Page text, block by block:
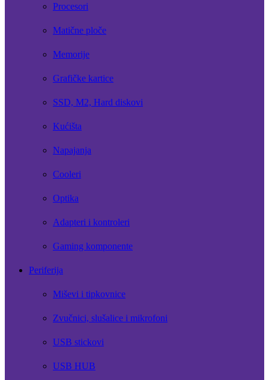
Procesori
Matične ploče
Memorije
Grafičke kartice
SSD, M2, Hard diskovi
Kućišta
Napajanja
Cooleri
Optika
Adapteri i kontroleri
Gaming komponente
Periferija
Miševi i tipkovnice
Zvučnici, slušalice i mikrofoni
USB stickovi
USB HUB